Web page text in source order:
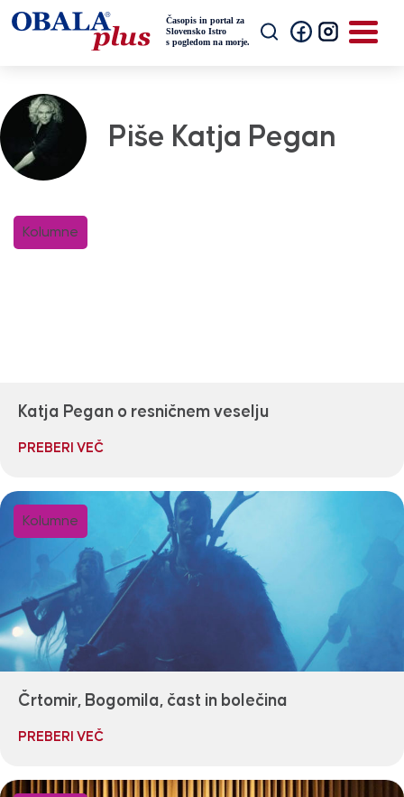
Piše Katja Pegan
Kolumne
Katja Pegan o resničnem veselju
PREBERI VEČ
Kolumne
Črtomir, Bogomila, čast in bolečina
PREBERI VEČ